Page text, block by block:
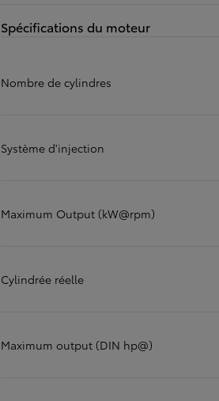
Spécifications du moteur
Nombre de cylindres
Système d'injection
Maximum Output (kW@rpm)
Cylindrée réelle
Maximum output (DIN hp@)